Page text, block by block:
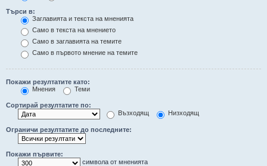
Търси в:
Заглавията и текста на мненията
Само в текста на мнението
Само в заглавията на темите
Само в първото мнение на темите
Покажи резултатите като:
Мнения
Теми
Сортирай резултатите по:
Възходящ
Низходящ
Ограничи резултатите до последните:
Покажи първите:
символа от мненията